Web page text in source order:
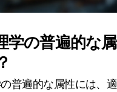
学の普遍的な
普遍的な属性には、